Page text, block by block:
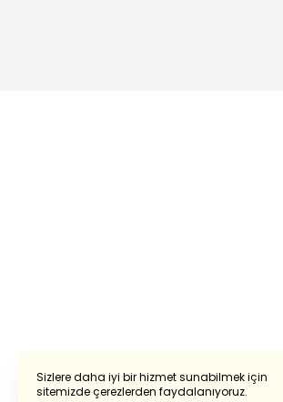
Sizlere daha iyi bir hizmet sunabilmek için
sitemizde çerezlerden faydalanıyoruz.